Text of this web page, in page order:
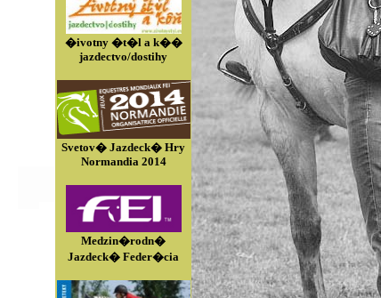
�ivotny �t�l a k��
jazdectvo/dostihy
Svetov� Jazdeck� Hry
Normandia 2014
Medzin�rodn�
Jazdeck� Feder�cia